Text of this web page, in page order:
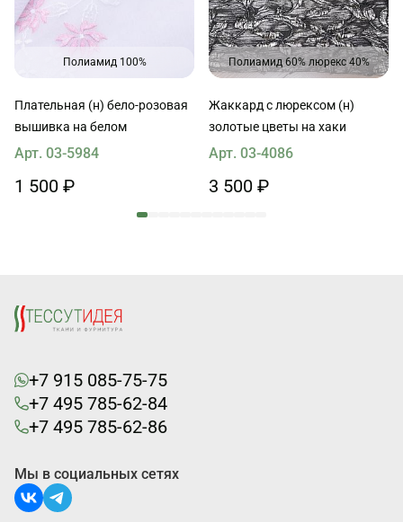
Полиамид 100%
Плательная (н) бело-розовая
вышивка на белом
Арт. 03-5984
1 500 ₽
Полиамид 60% люрекс 40%
Жаккард с люрексом (н)
золотые цветы на хаки
Арт. 03-4086
3 500 ₽
+7 915 085-75-75
+7 495 785-62-84
+7 495 785-62-86
Мы в социальных сетях